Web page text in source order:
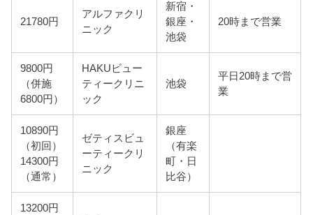
21780円
アルファクリ
ニック
新宿・
銀座・
池袋
20時まで営業
9800円
（併施
6800円）
HAKUビュー
ティークリニ
ック
池袋
平日20時まで営
業
10890円
（初回）
14300円
（通常）
ゼティスビュ
ーティークリ
ニック
銀座
（有楽
町・日
比谷）
13200円